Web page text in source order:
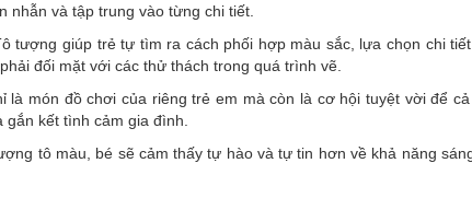
nhẫn và tập trung vào từng chi tiết.
tượng giúp trẻ tự tìm ra cách phối hợp màu sắc, lựa chọn chi
đối mặt với các thử thách trong quá trình vẽ.
là món đồ chơi của riêng trẻ em mà còn là cơ hội tuyệt vời để
gắn kết tình cảm gia đình.
tô màu, bé sẽ cảm thấy tự hào và tự tin hơn về khả năng